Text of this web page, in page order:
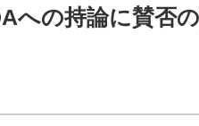
への持論に賛否